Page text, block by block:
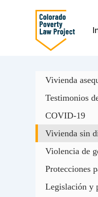
Vivienda
Testimonios
COVID-19
Vivienda sin
Violencia de
Protecciones
Legislación y